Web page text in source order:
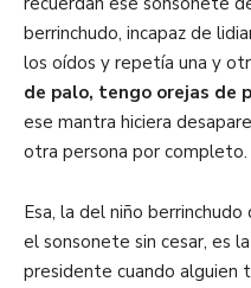
berrinchudo, incapaz de
los oídos y repetía una y
de palo, tengo orejas de
ese mantra hiciera
otra persona por completo.
Esa, la del niño
el sonsonete sin cesar, es
presidente cuando alguien